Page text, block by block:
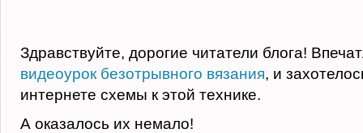
Здравствуйте, дорогие читатели блога!
видеоурок безотрывного вязания, и
интернете схемы к этой технике.
А оказалось их немало!